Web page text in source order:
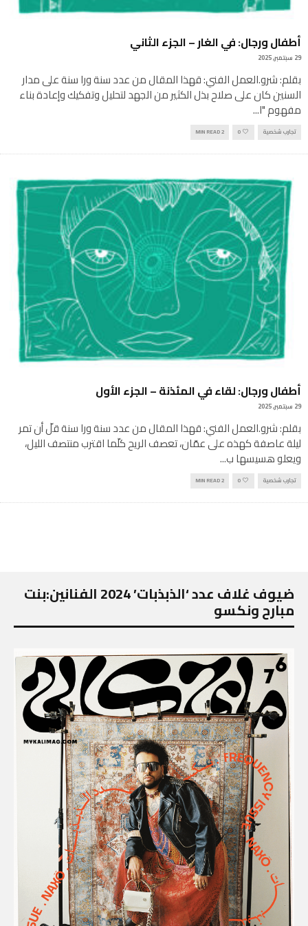
أطفال ورجال: في الغار – الجزء الثاني
29 سبتمبر, 2025
بقلم: شرو.العمل الفني: قهذا المقال من عدد سنة ورا سنة على مدار
السنين كان على صلاح بذل الكثير من الجهد لتحليل وتفكيك وإعادة بناء
مفهوم "ا...
تجارب شخصية 0
2 MIN READ
أطفال ورجال: لقاء في المئذنة – الجزء الأول
29 سبتمبر, 2025
بقلم: شرو.العمل الفني: قهذا المقال من عدد سنة ورا سنة قلّ أن تمر
ليلة عاصفة كهذه على عمّان، تعصف الريح كلّما اقترب منتصف الليل،
ويعلو هسيسها ب...
تجارب شخصية 0
2 MIN READ
ضيوف غلاف عدد ‘الذبذبات’ 2024 الفنانين:بنت
مبارح ونكسو